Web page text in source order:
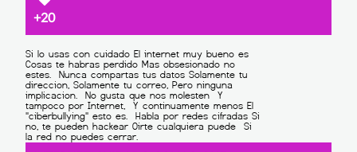
+20